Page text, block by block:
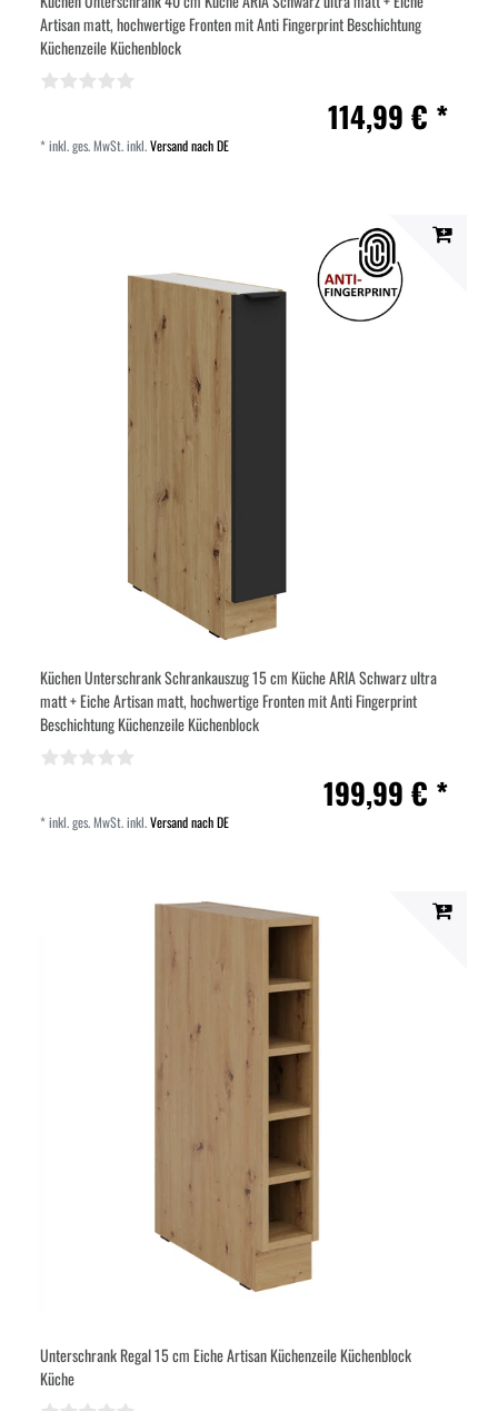
Artisan matt, hochwertige Fronten mit Anti Fingerprint Beschichtung
Küchenzeile Küchenblock
114,99 € *
*inkl. ges. MwSt.inkl.Versand nach DE
Küchen Unterschrank Schrankauszug 15 cm Küche ARIA Schwarz ultra
matt + Eiche Artisan matt, hochwertige Fronten mit Anti Fingerprint
Beschichtung Küchenzeile Küchenblock
199,99 € *
*inkl. ges. MwSt.inkl.Versand nach DE
Unterschrank Regal 15 cm Eiche Artisan Küchenzeile Küchenblock
Küche